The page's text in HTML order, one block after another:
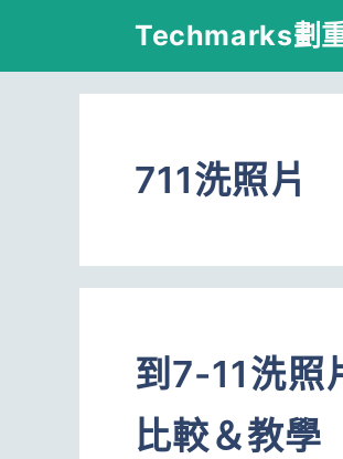
Techmarks劃
711洗照片
到7-11洗照
比較＆教學